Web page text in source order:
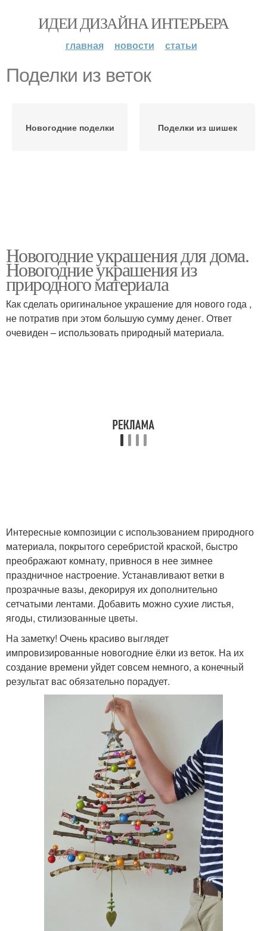
ИДЕИ ДИЗАЙНА ИНТЕРЬЕРА
главная новости статьи
Поделки из веток
Новогодние поделки Поделки из шишек
Новогодние украшения для дома.
Новогодние украшения из
природного материала
Как сделать оригинальное украшение для нового года ,
не потратив при этом большую сумму денег. Ответ
очевиден – использовать природный материала.
Интересные композиции с использованием природного
материала, покрытого серебристой краской, быстро
преображают комнату, привнося в нее зимнее
праздничное настроение. Устанавливают ветки в
прозрачные вазы, декорируя их дополнительно
сетчатыми лентами. Добавить можно сухие листья,
ягоды, стилизованные цветы.
На заметку! Очень красиво выглядет
импровизированные новогодние ёлки из веток. На их
создание времени уйдет совсем немного, а конечный
результат вас обязательно порадует.